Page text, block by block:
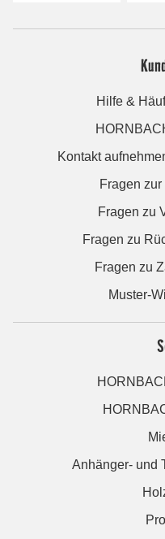
Hilfe &
Kontakt
Fragen
Fragen zu
Fragen zu
Fragen zu
Muster-
Anhänger- und